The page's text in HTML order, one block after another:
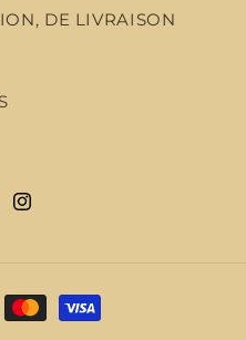
DE LIVRAISON
Instagram